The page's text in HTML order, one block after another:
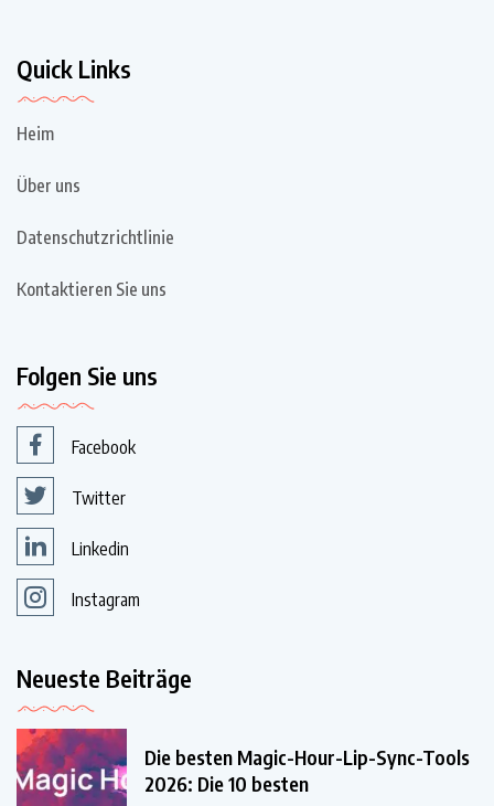
Quick Links
Heim
Über uns
Datenschutzrichtlinie
Kontaktieren Sie uns
Folgen Sie uns
Facebook
Twitter
Linkedin
Instagram
Neueste Beiträge
Die besten Magic-Hour-Lip-Sync-Tools
2026: Die 10 besten